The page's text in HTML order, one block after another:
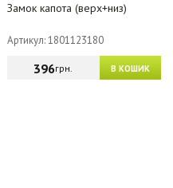
Замок капота (верх+низ)
Артикул: 1801123180
В КОШИК
396грн.